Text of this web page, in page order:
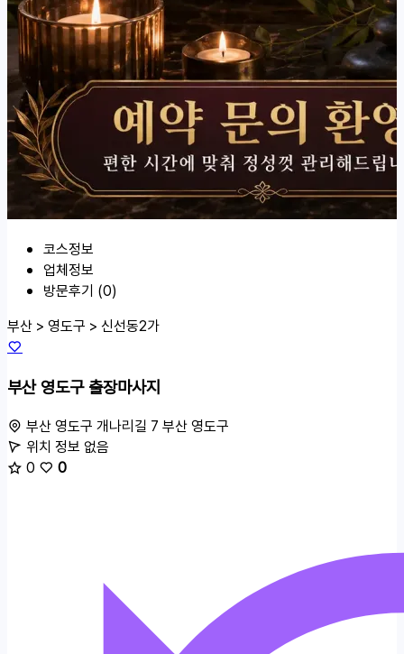
코스정보
업체정보
방문후기 (0)
부산 > 영도구 > 신선동2가
부산 영도구 출장마사지
부산 영도구 개나리길 7 부산 영도구
위치 정보 없음
0
0